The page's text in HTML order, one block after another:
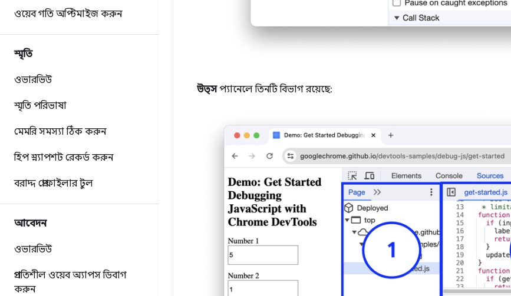
ওয়েব গতি অপ্টিমাইজ করুন
স্মৃতি
ওভারভিউ
স্মৃতি পরিভাষা
মেমরি সমস্যা ঠিক করুন
হিপ স্ন্যাপশট রেকর্ড করুন
বরাদ্দ প্রোফাইলার টুল
আবেদন
ওভারভিউ
প্রগতিশীল ওয়েব অ্যাপস ডিবাগ
করুন
উত্সপ্যানেলে তিনটি বিভাগ রয়েছে: